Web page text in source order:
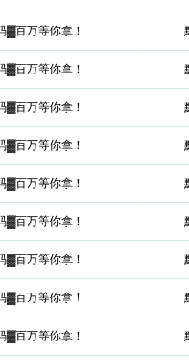
百万等你拿！
百万等你拿！
百万等你拿！
百万等你拿！
百万等你拿！
百万等你拿！
百万等你拿！
百万等你拿！
百万等你拿！